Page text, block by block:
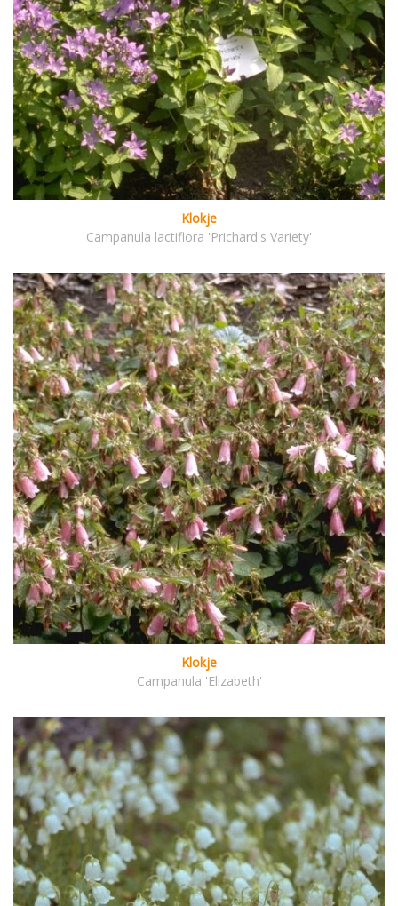
Klokje
Campanula lactiflora 'Prichard's Variety'
Klokje
Campanula 'Elizabeth'